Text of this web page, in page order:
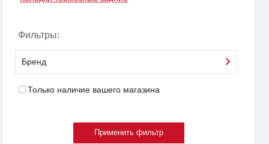
Фильтры:
Бренд
Только наличие вашего магазина